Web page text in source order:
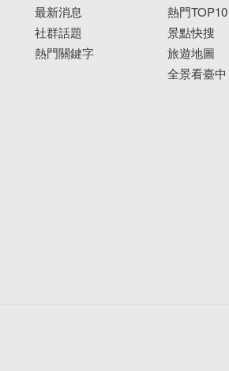
最新消息
社群話題
熱門關鍵字
熱門TOP10
景點快搜
旅遊地圖
全景看臺中